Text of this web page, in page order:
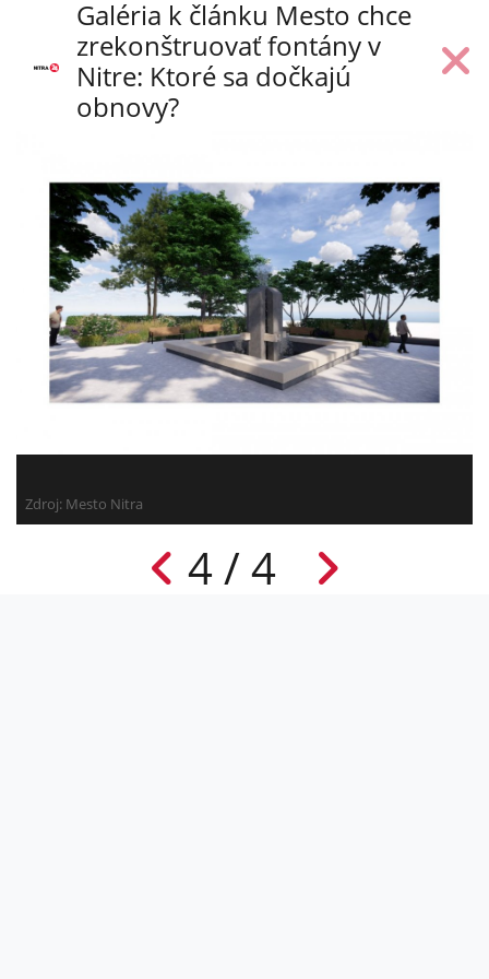
Galéria k článku Mesto chce
zrekonštruovať fontány v
Nitre: Ktoré sa dočkajú
obnovy?
Zdroj: Mesto Nitra
4 / 4